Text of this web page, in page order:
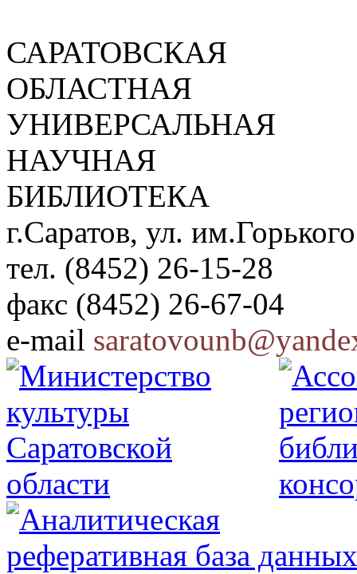
САРАТОВСКАЯ
ОБЛАСТНАЯ
УНИВЕРСАЛЬНАЯ
НАУЧНАЯ
БИБЛИОТЕКА
г.Саратов, ул.
тел. (8452) 26-15-28
факс (8452) 26-67-04
e-mail